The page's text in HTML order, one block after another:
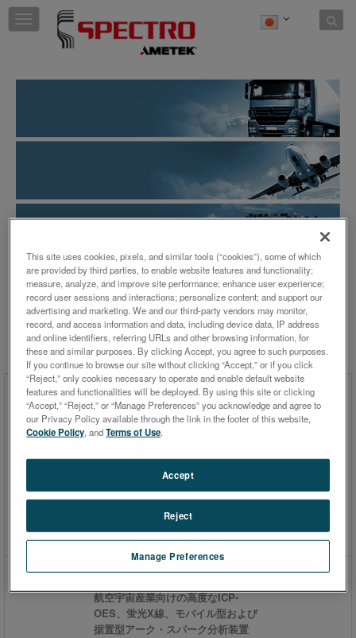
Skip to content
T
o
l
v
t
i
産業
運輸
運輸産業の正確な要件に対応する高性能分析装
置
航空宇宙
航空宇宙産業向けの高度なICP-
OES、蛍光X線、モバイル型および
据置型アーク・スパーク分析装置
This site uses cookies, pixels, and similar tools (“cookies”), some of which
are provided by third parties, to enable website features and functionality;
measure, analyze, and improve site performance; enhance user experience;
record user sessions and interactions; personalize content; and support our
advertising and marketing. We and our third-party vendors may monitor,
record, and access information and data, including device data, IP address
and online identifiers, referring URLs and other browsing information, for
these and similar purposes. By clicking Accept, you agree to such purposes.
If you continue to browse our site without clicking “Accept,” or if you click
“Reject,” only cookies necessary to operate and enable default website
features and functionalities will be deployed. By using this site or clicking
“Accept,” “Reject,” or “Manage Preferences” you acknowledge and agree to
our Privacy Policy available through the link in the footer of this website,
Cookie Policy, andTerms of Use.
Manage Preferences
Reject
Accept